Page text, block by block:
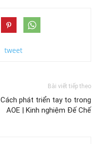
tweet
Bài viết tiếp theo
Cách phát triển tay to trong
AOE | Kinh nghiệm Đế Chế